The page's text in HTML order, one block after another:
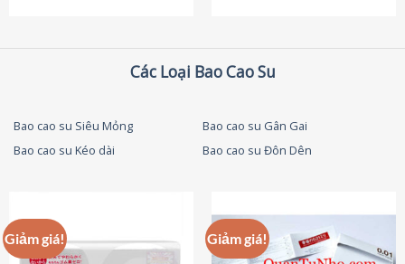
thể.
tùy
thể
được
chọn
Các Loại Bao Cao Su
Bao cao su Siêu Mỏng
Bao cao su Gân Gai
Bao cao su Kéo dài
Bao cao su Đôn Dên
Giảm giá! Giảm giá!